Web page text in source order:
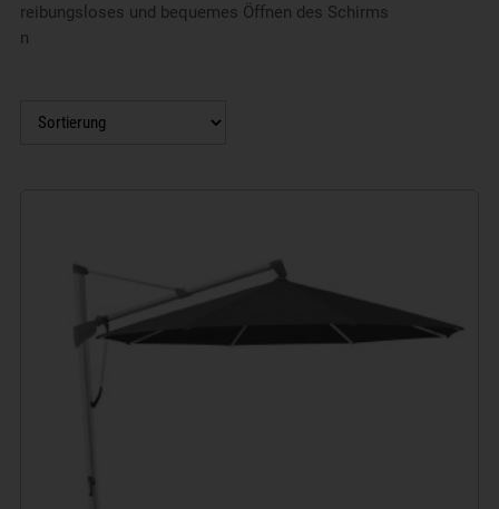
reibungsloses und bequemes Öffnen des Schirms
n